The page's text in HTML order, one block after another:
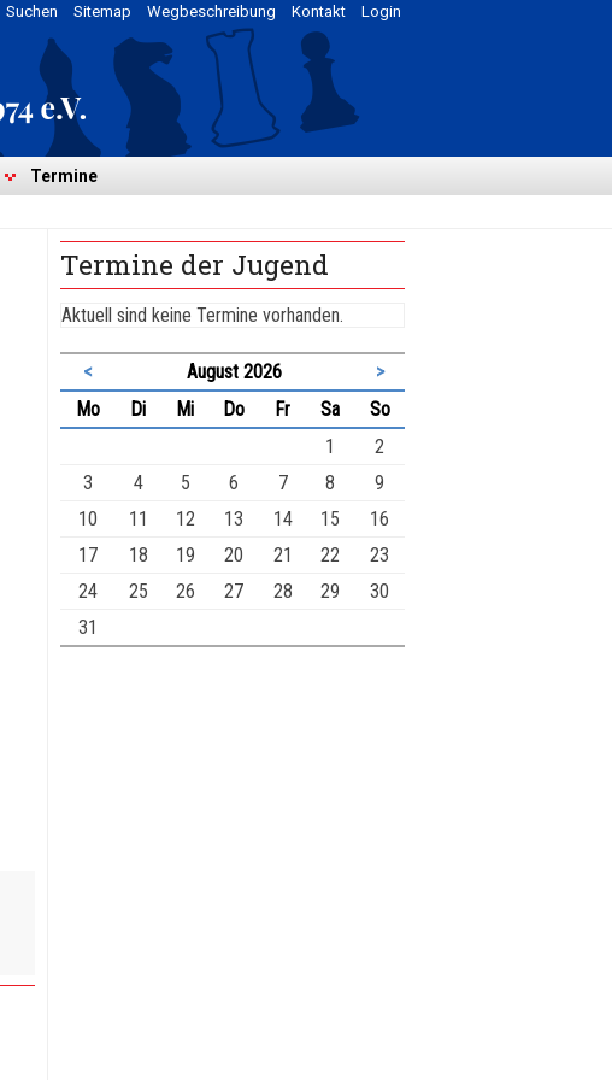
Login
Kontakt
Wegbeschreibung
Sitemap
Suchen
Termine
Termine der Jugend
Aktuell sind keine Termine vorhanden.
< August 2026
>
Montag Dienstag
Mittwoch
Donnerstag
FreitagSamstag
Sonntag
1
2
3
4 5 6 7 8
9
10
11 12 13 14 15
16
17
18 19 20 21 22
23
24
25 26 27 28 29
30
31